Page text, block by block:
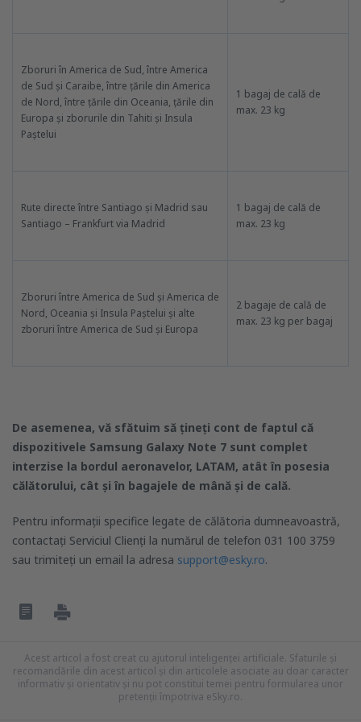
Zboruri în America de Sud, între America
de Sud și Caraibe, între țările din America
de Nord, între țările din Oceania, țările din
Europa și zborurile din Tahiti și Insula
Paștelui
1 bagaj de cală de
max. 23 kg
Rute directe între Santiago și Madrid sau
Santiago – Frankfurt via Madrid
1 bagaj de cală de
max. 23 kg
Zboruri între America de Sud și America de
Nord, Oceania și Insula Paștelui și alte
zboruri între America de Sud și Europa
2 bagaje de cală de
max. 23 kg per bagaj
De asemenea, vă sfătuim să țineți cont de faptul că
dispozitivele Samsung Galaxy Note 7 sunt complet
interzise la bordul aeronavelor, LATAM, atât în posesia
călătorului, cât și în bagajele de mână și de cală.
Pentru informații specifice legate de călătoria dumneavoastră,
contactați Serviciul Clienți la numărul de telefon 031 100 3759
sau trimiteți un email la adresa support@esky.ro.
Acest articol a fost creat cu ajutorul inteligenței artificiale. Sfaturile și
recomandările din acest articol și din articolele asociate au doar caracter
informativ și orientativ și nu pot constitui temei pentru formularea unor
pretenții împotriva eSky.ro.